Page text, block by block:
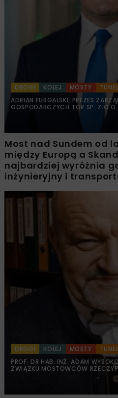
DROGI KOLEJ MOSTY
ADRIAN FURGALSKI, PREZES
GOSPODARCZYCH TOR SP. Z O.O.
Most nad Sundem od
między Europą a
najbardziej wyróżnia
inżynieryjny i
DROGI KOLEJ MOSTY
PROF. DR HAB. INŻ. ADAM
ZWIĄZKU MOSTOWCÓW